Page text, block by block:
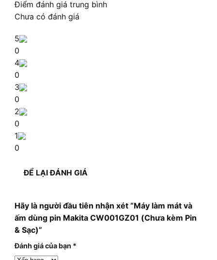
Điểm đánh giá trung bình
Chưa có đánh giá
5
0
4
0
3
0
2
0
1
0
ĐỂ LẠI ĐÁNH GIÁ
Hãy là người đầu tiên nhận xét “Máy làm mát và
ấm dùng pin Makita CW001GZ01 (Chưa kèm Pin
& Sạc)”
Đánh giá của bạn *